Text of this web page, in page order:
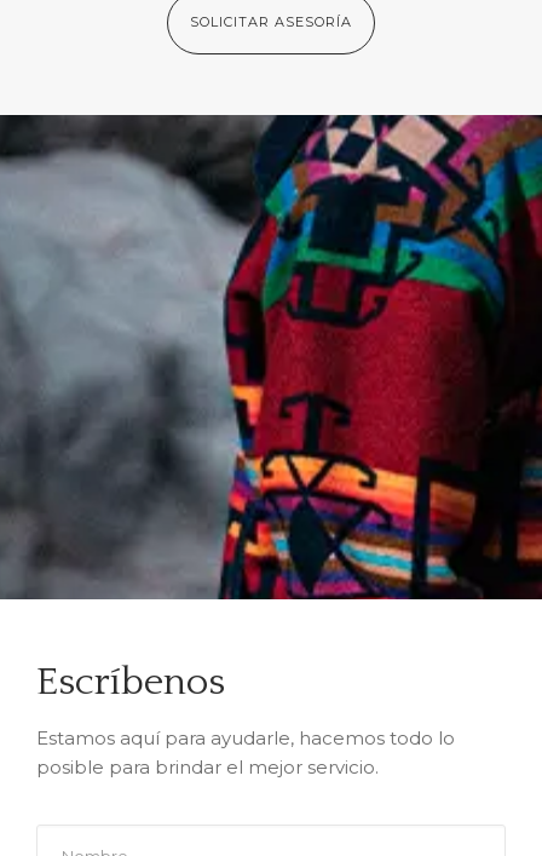
SOLICITAR ASESORÍA
Escríbenos
Estamos aquí para ayudarle, hacemos todo lo
posible para brindar el mejor servicio.